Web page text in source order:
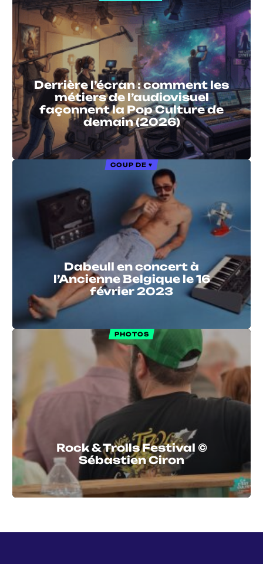
Derrière l’écran : comment les
métiers de l’audiovisuel
façonnent la Pop Culture de
demain (2026)
COUP DE ♥
Dabeull en concert à
l’Ancienne Belgique le 16
février 2023
PHOTOS
Rock & Trolls Festival ©
Sébastien Ciron